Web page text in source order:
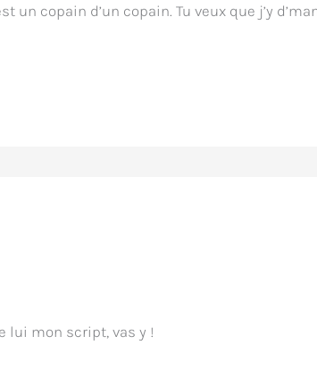
un copain d’un copain. Tu veux que j’y
lui mon script, vas y !